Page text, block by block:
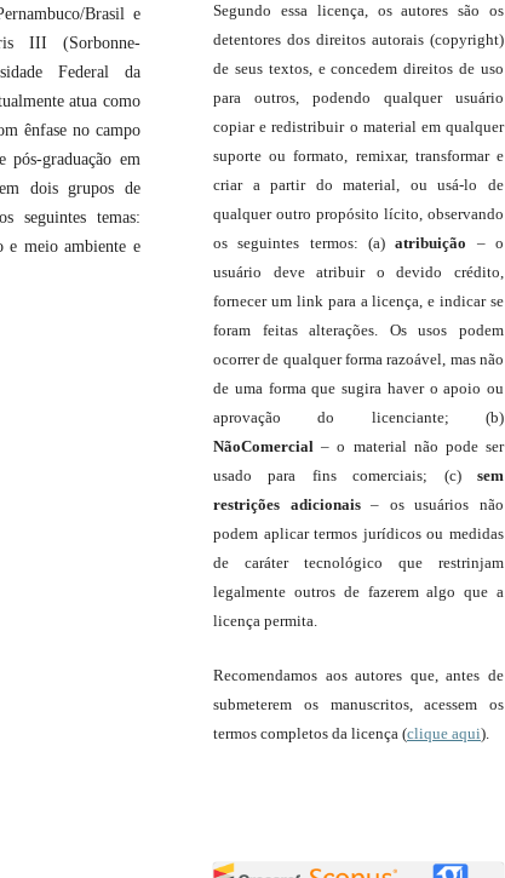
Brasil e
III (Sorbonne-
Federal da
atua como
ênfase no campo
pós-graduação em
dois grupos de
seguintes temas:
e meio ambiente e
Segundo essa licença, os autores são os
detentores dos direitos autorais (copyright)
de seus textos, e concedem direitos de uso
para outros, podendo qualquer usuário
copiar e redistribuir o material em qualquer
suporte ou formato, remixar, transformar e
criar a partir do material, ou usá-lo de
qualquer outro propósito lícito, observando
os seguintes termos: (a)atribuição – o
usuário deve atribuir o devido crédito,
fornecer um link para a licença, e indicar se
foram feitas alterações. Os usos podem
ocorrer de qualquer forma razoável, mas não
de uma forma que sugira haver o apoio ou
aprovação do licenciante; (b)
NãoComercial – o material não pode ser
usado para fins comerciais; (c) sem
restrições adicionais– os usuários não
podem aplicar termos jurídicos ou medidas
de caráter tecnológico que restrinjam
legalmente outros de fazerem algo que a
licença permita.
Recomendamos aos autores que, antes de
submeterem os manuscritos, acessem os
termos completos da licença (clique aqui).